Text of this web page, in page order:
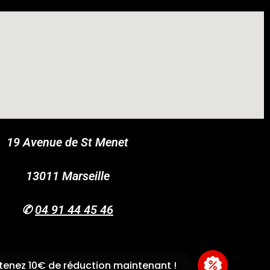
19 Avenue de St Menet
13011 Marseille
✆04 91 44 45 46
10€ de réduction maintenant !